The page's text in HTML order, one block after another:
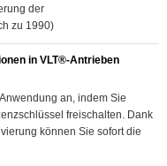
der
zu 1990)
in VLT®-Antrieben
an, indem Sie
freischalten. Dank
können Sie sofort die